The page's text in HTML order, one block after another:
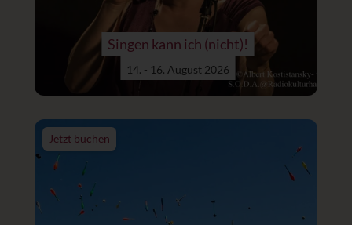
Singen kann ich (nicht)!
14. - 16. August 2026
Jetzt buchen